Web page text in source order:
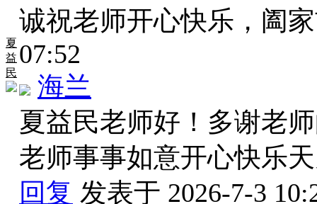
夏
益
民
诚祝老师开心快乐，阖
07:52
海兰
夏益民老师好！多谢老
老师事事如意开心快乐
回复 发表于 2026-7-3